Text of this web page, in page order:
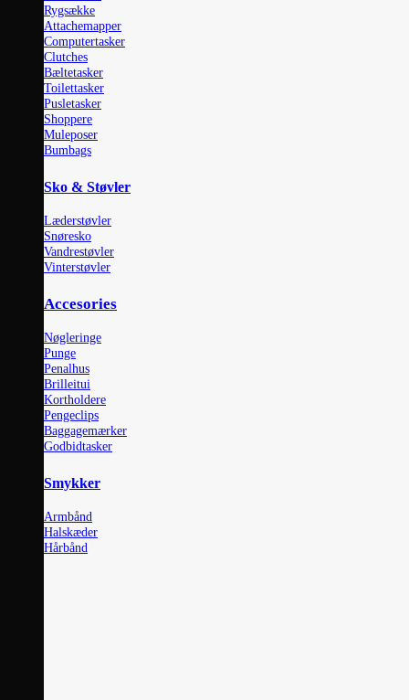
Rygsække
Attachemapper
Computertasker
Clutches
Bæltetasker
Toilettasker
Pusletasker
Shoppere
Muleposer
Bumbags
Sko & Støvler
Læderstøvler
Snøresko
Vandrestøvler
Vinterstøvler
Accesories
Nøgleringe
Punge
Penalhus
Brilleitui
Kortholdere
Pengeclips
Baggagemærker
Godbidtasker
Smykker
Armbånd
Halskæder
Hårbånd